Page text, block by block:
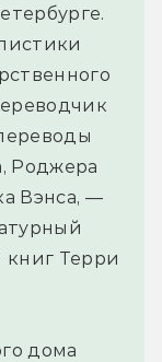
Роджера
Вэнса, —
книг Терри
дома